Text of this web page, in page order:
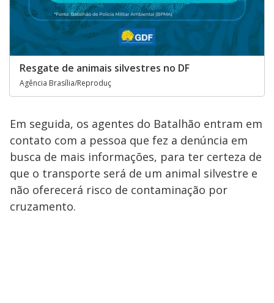
Resgate de animais silvestres no DF
Agência Brasília/Reproduç
Em seguida, os agentes do Batalhão entram em
contato com a pessoa que fez a denúncia em
busca de mais informações, para ter certeza de
que o transporte será de um animal silvestre e
não oferecerá risco de contaminação por
cruzamento.